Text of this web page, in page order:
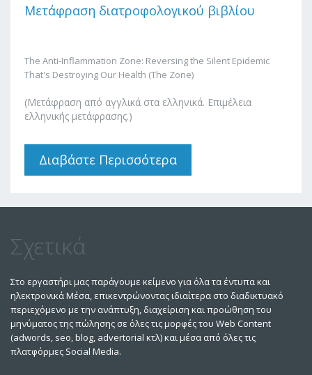
Μετάφραση διατροφολογικού βιβλίου
The Anti-Inflammation Zone: Reversing the Silent Epidemic
That's Destroying Our Health (The Zone)
(Μετάφραση από αγγλικά στα ελληνικά. Επιμέλεια
ελληνικής μετάφρασης.)
Διαβάστε Περισσότερα
Διατροφολογικού
Σχετικά
Στο εργαστήρι μας παράγουμε κείμενο για όλα τα έντυπα και
ηλεκτρονικά Μέσα, επικεντρώνοντας ιδιαίτερα στο διαδικτυακό
περιεχόμενο με την ανάπτυξη, διαχείριση και προώθηση του
μηνύματος της πώλησης σε όλες τις μορφές του Web Content
(adwords, seo, blog, advertorial κτλ) και μέσα από όλες τις
πλατφόρμες Social Media.